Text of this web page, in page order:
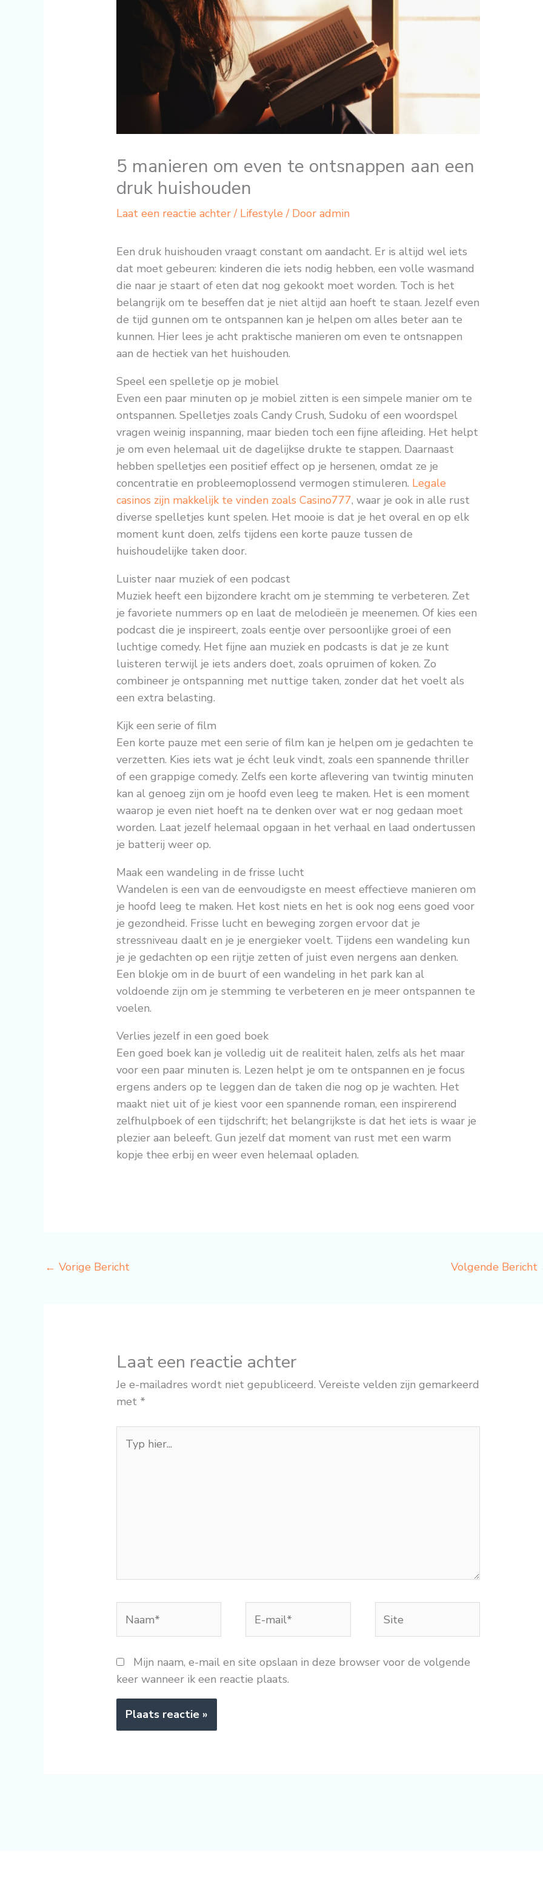
5 manieren om even te ontsnappen aan een
druk huishouden
Laat een reactie achter / Lifestyle / Dooradmin
Een druk huishouden vraagt constant om aandacht. Er is altijd wel iets
dat moet gebeuren: kinderen die iets nodig hebben, een volle wasmand
die naar je staart of eten dat nog gekookt moet worden. Toch is het
belangrijk om te beseffen dat je niet altijd aan hoeft te staan. Jezelf even
de tijd gunnen om te ontspannen kan je helpen om alles beter aan te
kunnen. Hier lees je acht praktische manieren om even te ontsnappen
aan de hectiek van het huishouden.
Speel een spelletje op je mobiel
Even een paar minuten op je mobiel zitten is een simpele manier om te
ontspannen. Spelletjes zoals Candy Crush, Sudoku of een woordspel
vragen weinig inspanning, maar bieden toch een fijne afleiding. Het helpt
je om even helemaal uit de dagelijkse drukte te stappen. Daarnaast
hebben spelletjes een positief effect op je hersenen, omdat ze je
concentratie en probleemoplossend vermogen stimuleren. Legale
casinos zijn makkelijk te vinden zoals Casino777, waar je ook in alle rust
diverse spelletjes kunt spelen. Het mooie is dat je het overal en op elk
moment kunt doen, zelfs tijdens een korte pauze tussen de
huishoudelijke taken door.
Luister naar muziek of een podcast
Muziek heeft een bijzondere kracht om je stemming te verbeteren. Zet
je favoriete nummers op en laat de melodieën je meenemen. Of kies een
podcast die je inspireert, zoals eentje over persoonlijke groei of een
luchtige comedy. Het fijne aan muziek en podcasts is dat je ze kunt
luisteren terwijl je iets anders doet, zoals opruimen of koken. Zo
combineer je ontspanning met nuttige taken, zonder dat het voelt als
een extra belasting.
Kijk een serie of film
Een korte pauze met een serie of film kan je helpen om je gedachten te
verzetten. Kies iets wat je écht leuk vindt, zoals een spannende thriller
of een grappige comedy. Zelfs een korte aflevering van twintig minuten
kan al genoeg zijn om je hoofd even leeg te maken. Het is een moment
waarop je even niet hoeft na te denken over wat er nog gedaan moet
worden. Laat jezelf helemaal opgaan in het verhaal en laad ondertussen
je batterij weer op.
Maak een wandeling in de frisse lucht
Wandelen is een van de eenvoudigste en meest effectieve manieren om
je hoofd leeg te maken. Het kost niets en het is ook nog eens goed voor
je gezondheid. Frisse lucht en beweging zorgen ervoor dat je
stressniveau daalt en je je energieker voelt. Tijdens een wandeling kun
je je gedachten op een rijtje zetten of juist even nergens aan denken.
Een blokje om in de buurt of een wandeling in het park kan al
voldoende zijn om je stemming te verbeteren en je meer ontspannen te
voelen.
Verlies jezelf in een goed boek
Een goed boek kan je volledig uit de realiteit halen, zelfs als het maar
voor een paar minuten is. Lezen helpt je om te ontspannen en je focus
ergens anders op te leggen dan de taken die nog op je wachten. Het
maakt niet uit of je kiest voor een spannende roman, een inspirerend
zelfhulpboek of een tijdschrift; het belangrijkste is dat het iets is waar je
plezier aan beleeft. Gun jezelf dat moment van rust met een warm
kopje thee erbij en weer even helemaal opladen.
← Vorige Bericht Volgende Bericht
Laat een reactie achter
Je e-mailadres wordt niet gepubliceerd. Vereiste velden zijn gemarkeerd
met *
hier...
mail*
Mijn naam, e-mail en site opslaan in deze browser voor de volgende
keer wanneer ik een reactie plaats.